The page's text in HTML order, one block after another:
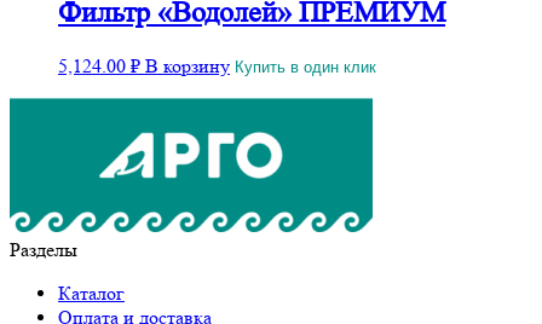
Фильтр «Водолей» ПРЕМИУМ
5,124.00 ₽ В корзину Купить в один клик
Разделы
Каталог
Оплата и доставка